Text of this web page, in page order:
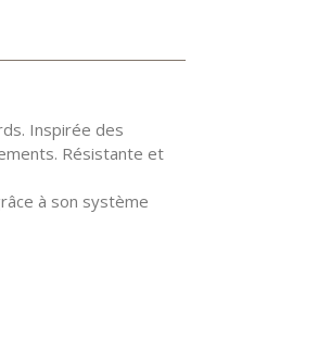
Inspirée des
Résistante et
à son système